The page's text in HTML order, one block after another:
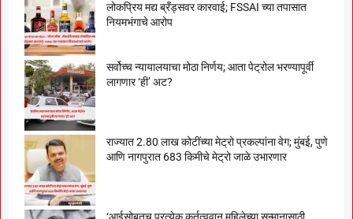
लोकप्रिय मद्य ब्रँड्सवर कारवाई; FSSAI च्या तपासात
नियमभंगाचे आरोप
सर्वोच्च न्यायालयाचा मोठा निर्णय; आता पेट्रोल भरण्यापूर्वी
लागणार ‘ही’ अट?
राज्यात 2.80 लाख कोटींच्या मेट्रो प्रकल्पांना वेग; मुंबई, पुणे
आणि नागपुरात 683 किमीचे मेट्रो जाळे उभारणार